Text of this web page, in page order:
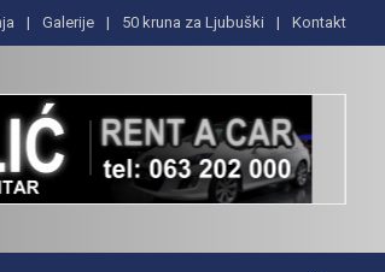
Galerije 50 kruna za Ljubuški Kontakt